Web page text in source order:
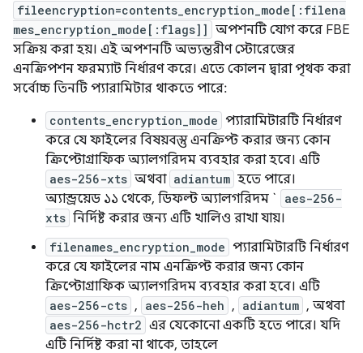
fileencryption=contents_encryption_mode[:filena
mes_encryption_mode[:flags]] অপশনটি যোগ করে FBE
সক্রিয় করা হয়। এই অপশনটি অভ্যন্তরীণ স্টোরেজের
এনক্রিপশন ফরম্যাট নির্ধারণ করে। এতে কোলন দ্বারা পৃথক করা
সর্বোচ্চ তিনটি প্যারামিটার থাকতে পারে:
contents_encryption_mode প্যারামিটারটি নির্ধারণ
করে যে ফাইলের বিষয়বস্তু এনক্রিপ্ট করার জন্য কোন
ক্রিপ্টোগ্রাফিক অ্যালগরিদম ব্যবহার করা হবে। এটি
aes-256-xts অথবা adiantum হতে পারে।
অ্যান্ড্রয়েড ১১ থেকে, ডিফল্ট অ্যালগরিদম `
aes-256-
xts নির্দিষ্ট করার জন্য এটি খালিও রাখা যায়।
filenames_encryption_mode প্যারামিটারটি নির্ধারণ
করে যে ফাইলের নাম এনক্রিপ্ট করার জন্য কোন
ক্রিপ্টোগ্রাফিক অ্যালগরিদম ব্যবহার করা হবে। এটি
aes-256-cts , aes-256-heh , adiantum , অথবা
aes-256-hctr2 এর যেকোনো একটি হতে পারে। যদি
এটি নির্দিষ্ট করা না থাকে, তাহলে